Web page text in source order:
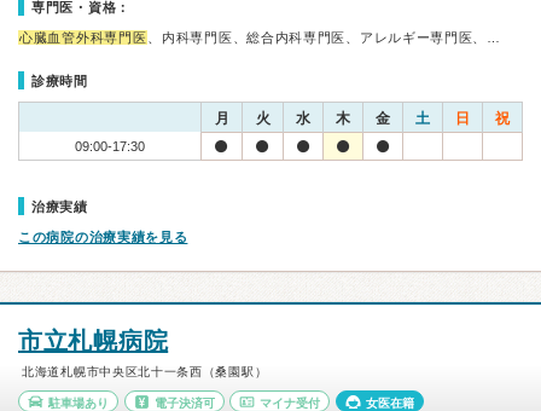
専門医・資格：
心臓血管外科専門医 、内科専門医、総合内科専門医、アレルギー専門医、…
診療時間
月 火 水 木 金 土 日 祝
09:00-17:30
治療実績
この病院の治療実績を見る
市立札幌病院
北海道札幌市中央区北十一条西（桑園駅）
駐車場あり 電子決済可 マイナ受付 女医在籍